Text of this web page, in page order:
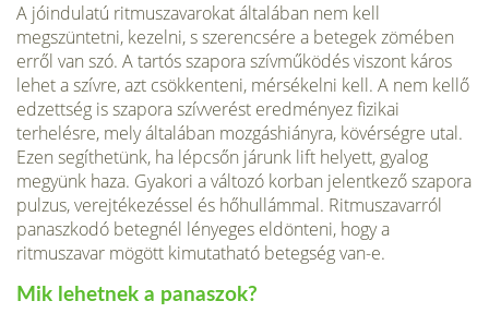
A jóindulatú ritmuszavarokat általában nem kell
megszüntetni, kezelni, s szeren­csére a betegek zömében
erről van szó. A tartós szapora szívműködés viszont ká­ros
lehet a szívre, azt csökkenteni, mérsékelni kell. A nem kellő
edzettség is szapora szívverést eredményez fizikai
terhelésre, mely általában mozgáshiányra, kövérségre utal.
Ezen segíthetünk, ha lépcsőn járunk lift helyett, gyalog
megyünk haza. Gya­kori a változó korban jelentkező szapora
pulzus, verejtékezéssel és hőhullámmal. Ritmuszavarról
panaszkodó betegnél lényeges eldönteni, hogy a
ritmuszavar mö­gött kimutatható betegség van-e.
Mik lehetnek a panaszok?